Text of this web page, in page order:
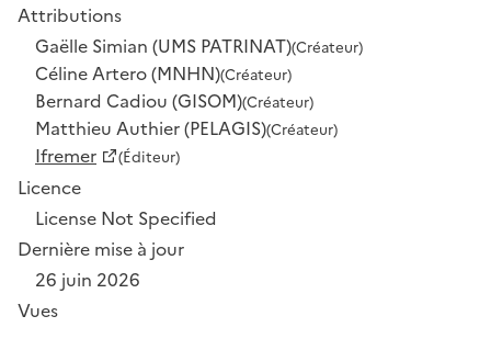
Attributions
Gaëlle Simian (UMS PATRINAT)(Créateur)
Céline Artero (MNHN)(Créateur)
Bernard Cadiou (GISOM)(Créateur)
Matthieu Authier (PELAGIS)(Créateur)
Ifremer (Éditeur)
Licence
License Not Specified
Dernière mise à jour
26 juin 2026
Vues